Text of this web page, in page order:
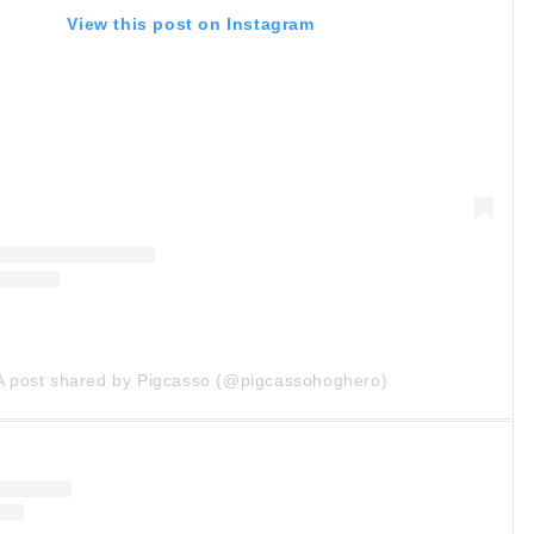
View this post on Instagram
post shared by Pigcasso (@pigcassohoghero)